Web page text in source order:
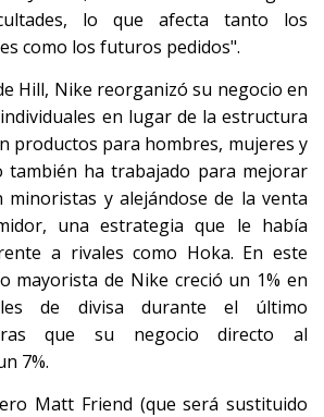
lo que afecta tanto los
como los futuros pedidos".
Hill, Nike reorganizó su negocio en
en lugar de la estructura
productos para hombres, mujeres y
también ha trabajado para mejorar
minoristas y alejándose de la venta
una estrategia que le había
a rivales como Hoka. En este
mayorista de Nike creció un 1% en
de divisa durante el último
que su negocio directo al
7%.
Matt Friend (que será sustituido